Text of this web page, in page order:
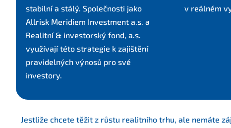
stabilní a stálý. Společnosti jako
Allrisk Meridiem Investment a.s. a
Realitní & investorský fond, a.s.
využívají této strategie k zajištění
pravidelných výnosů pro své
investory.
v reálném
Jestliže chcete těžit z růstu realitního trhu, ale nemáte